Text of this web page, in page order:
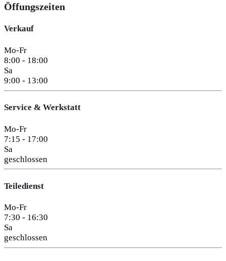
Öffungszeiten
Verkauf
Mo-Fr
8:00 - 18:00
Sa
9:00 - 13:00
Service & Werkstatt
Mo-Fr
7:15 - 17:00
Sa
geschlossen
Teiledienst
Mo-Fr
7:30 - 16:30
Sa
geschlossen